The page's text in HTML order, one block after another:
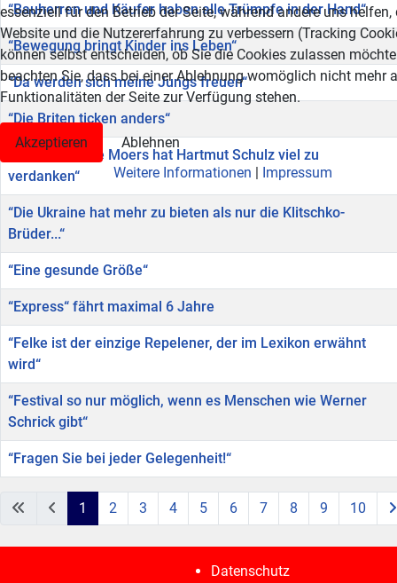
“Bauherren und Käufer haben alle Trümpfe in der Hand“
“Bewegung bringt Kinder ins Leben“
“Da werden sich meine Jungs freuen“
“Die Briten ticken anders“
“Die Sparkasse Moers hat Hartmut Schulz viel zu
verdanken“
“Die Ukraine hat mehr zu bieten als nur die Klitschko-
Brüder...“
“Eine gesunde Größe“
“Express“ fährt maximal 6 Jahre
“Felke ist der einzige Repelener, der im Lexikon erwähnt
wird“
“Festival so nur möglich, wenn es Menschen wie Werner
Schrick gibt“
“Fragen Sie bei jeder Gelegenheit!“
Seite 1 von 83
1 2 3 4 5 6 7 8 9 10
Datenschutz
essenziell für den Betrieb der Seite, während andere uns helfen,
Website und die Nutzererfahrung zu verbessern (Tracking
können selbst entscheiden, ob Sie die Cookies zulassen
beachten Sie, dass bei einer Ablehnung womöglich nicht mehr
Funktionalitäten der Seite zur Verfügung stehen.
Akzeptieren
Ablehnen
Weitere Informationen | Impressum